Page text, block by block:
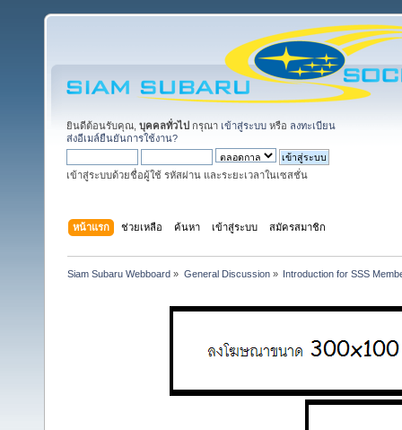
ยินดีต้อนรับคุณ, บุคคลทั่วไป กรุณา เข้าสู่ระบบ หรือ ลงทะเบียน
ส่งอีเมล์ยืนยันการใช้งาน?
เข้าสู่ระบบด้วยชื่อผู้ใช้ รหัสผ่าน และระยะเวลาในเซสชั่น
หน้าแรก ช่วยเหลือ ค้นหา เข้าสู่ระบบ สมัครสมาชิก
Siam Subaru Webboard » General Discussion» Introduction for SSS